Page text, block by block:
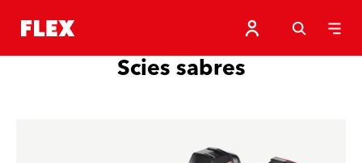
Scies sabres